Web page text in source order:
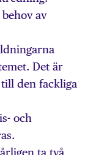
av
Det är
den fackliga
och
ta två